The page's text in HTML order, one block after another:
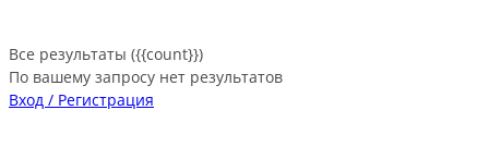
Все результаты ({{count}})
По вашему запросу нет результатов
Вход / Регистрация